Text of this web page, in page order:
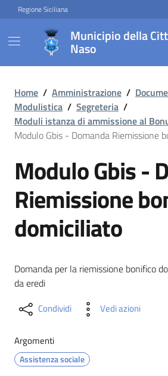
Vai ai contenuti
Vai al footer
Regione Siciliana
Municipio della
Naso
Modulo Gbis -
Home / Amministrazione /
Modulistica / Segreteria /
Moduli istanza di ammissione al
Modulo Gbis - Domanda Riemissione
Modulo Gbis -
Riemissione
domiciliato
Domanda per la riemissione bonifico
da eredi
Condividi Vedi azioni
Argomenti
Assistenza sociale